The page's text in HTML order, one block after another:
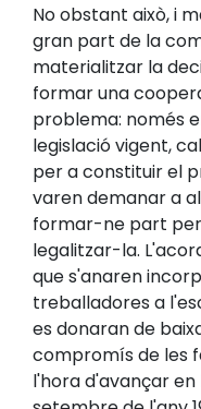
No obstant això, i
gran part de la
materialitzar la
formar una
problema: només
legislació vigent,
per a constituir el
varen demanar a
formar-ne part
legalitzar-la.
que s'anaren
treballadores a
es donaran de
compromís de les
l'hora d'avançar